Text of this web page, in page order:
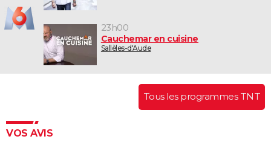
23h00
Cauchemar en cuisine
Sallèles-d'Aude
Tous les programmes TNT
VOS AVIS